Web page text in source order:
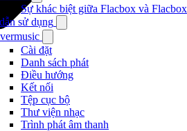
Sự khác biệt giữa Flacbox và
sử dụng
Cài đặt
Danh sách phát
Điều hướng
Kết nối
Tệp cục bộ
Thư viện nhạc
Trình phát âm thanh